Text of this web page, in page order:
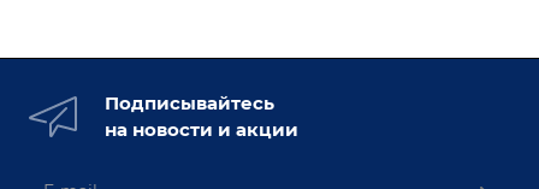
Подписывайтесь
на новости и акции